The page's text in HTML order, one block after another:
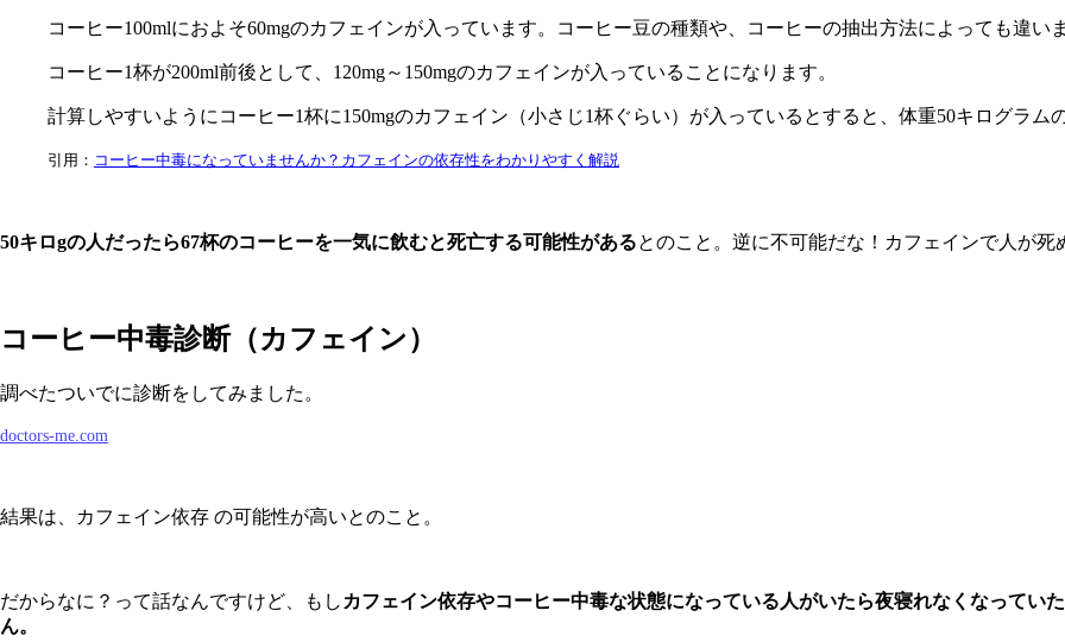
コーヒー100mlにおよそ60mgのカフェインが入っています。コーヒー豆の種類や、コーヒーの抽出方法によっても違い
コーヒー1杯が200ml前後として、120mg～150mgのカフェインが入っていることになります。
計算しやすいようにコーヒー1杯に150mgのカフェイン（小さじ1杯ぐらい）が入っているとすると、体重50キログラム
引用： コーヒー中毒になっていませんか？カフェインの依存性をわかりやすく解説
50キロgの人だったら67杯のコーヒーを一気に飲むと死亡する可能性があるとのこと。逆に不可能だな！カフェインで人が死
コーヒー中毒診断（カフェイン）
調べたついでに診断をしてみました。
doctors-me.com
結果は、カフェイン依存 の可能性が高いとのこと。
だからなに？って話なんですけど、もし カフェイン依存やコーヒー中毒な状態になっている人がいたら夜寝れなくなってい
ん。